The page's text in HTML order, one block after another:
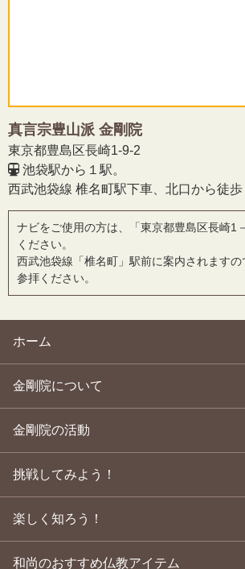
真言宗豊山派 金剛院
東京都豊島区長崎1-9-2
池袋駅から１駅。
西武池袋線 椎名町駅下車、北口から徒歩
ナビをご使用の方は、「東京都豊島区長崎1
ください。
西武池袋線「椎名町」駅前に案内されます
参拝ください。
ホーム
金剛院について
金剛院の活動
挑戦してみよう！
楽しく知ろう！
和尚のおすすめ仏教アイテム